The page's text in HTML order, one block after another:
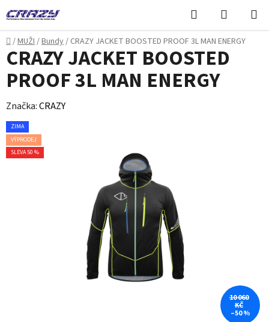
na
obsah
Hledat
KOŠÍK
Domů
/MUŽI/Bundy/ CRAZY JACKET BOOSTED PROOF 3L MAN ENERGY
CRAZY JACKET BOOSTED
PROOF 3L MAN ENERGY
Značka:CRAZY
ZIMA
VÝPRODEJ
SLEVA 50 %
10 060
KČ
–50 %